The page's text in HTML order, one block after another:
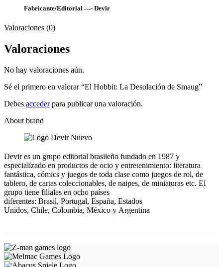
Fabricante/Editorial —- Devir
Valoraciones (0)
Valoraciones
No hay valoraciones aún.
Sé el primero en valorar “El Hobbit: La Desolación de Smaug”
Debes accederpara publicar una valoración.
About brand
Devir es un grupo editorial brasileño fundado en 1987 y
especializado en productos de ocio y entretenimiento: literatura
fantástica, cómics y juegos de toda clase como juegos de rol, de
tablero, de cartas coleccionables, de naipes, de miniaturas etc. El
grupo tiene filiales en ocho países
diferentes: Brasil, Portugal, España, Estados
Unidos, Chile, Colombia, México y Argentina